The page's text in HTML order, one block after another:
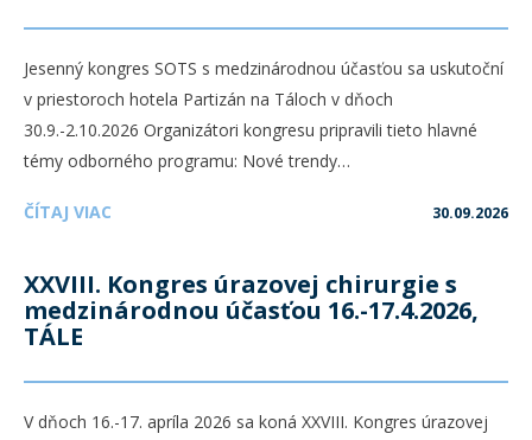
Jesenný kongres SOTS s medzinárodnou účasťou sa uskutoční
v priestoroch hotela Partizán na Táloch v dňoch
30.9.-2.10.2026 Organizátori kongresu pripravili tieto hlavné
témy odborného programu: Nové trendy…
ČÍTAJ VIAC 30.09.2026
XXVIII. Kongres úrazovej chirurgie s
medzinárodnou účasťou 16.-17.4.2026,
TÁLE
V dňoch 16.-17. apríla 2026 sa koná XXVIII. Kongres úrazovej